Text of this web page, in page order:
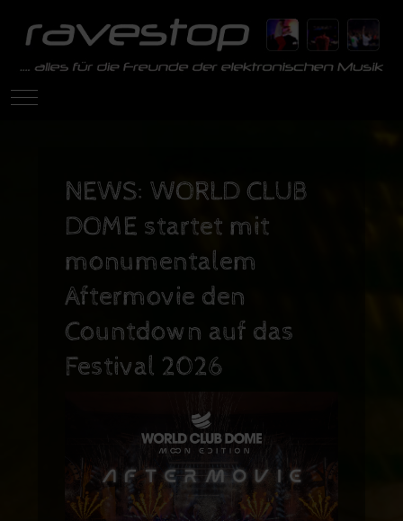
Mobile Menu Toggle
NEWS: WORLD CLUB
DOME startet mit
monumentalem
Aftermovie den
Countdown auf das
Festival 2026